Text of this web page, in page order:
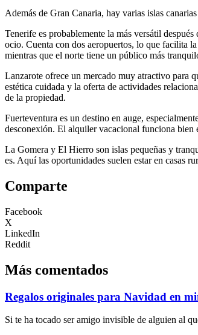
Además de Gran Canaria, hay varias islas
Tenerife es probablemente la más versátil
ocio. Cuenta con dos aeropuertos, lo que facilita
mientras que el norte tiene un público más
Lanzarote ofrece un mercado muy atractivo para
estética cuidada y la oferta de actividades
de la propiedad.
Fuerteventura es un destino en auge,
desconexión. El alquiler vacacional funciona bien
La Gomera y El Hierro son islas pequeñas y
es. Aquí las oportunidades suelen estar en casas
Comparte
Facebook
X
LinkedIn
Reddit
Más comentados
Regalos originales para Navidad en
Si te ha tocado ser amigo invisible de alguien al